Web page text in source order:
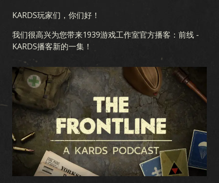
KARDS玩家们，你们好！
我们很高兴为您带来1939游戏工作室官方播客：前线 -
KARDS播客新的一集！
游戏
KARDS 是什么 如何游戏 商店
国家